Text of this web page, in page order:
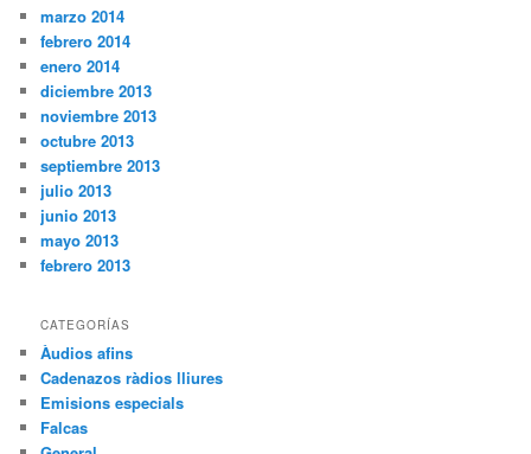
marzo 2014
febrero 2014
enero 2014
diciembre 2013
noviembre 2013
octubre 2013
septiembre 2013
julio 2013
junio 2013
mayo 2013
febrero 2013
CATEGORÍAS
Àudios afins
Cadenazos ràdios lliures
Emisions especials
Falcas